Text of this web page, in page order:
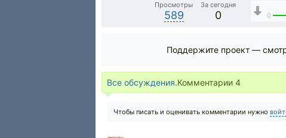
Просмотры
589
За сегодня
0 0
Поддержите проект —
Все обсуждения.Комментарии 4
Чтобы писать и оценивать комментарии нужно